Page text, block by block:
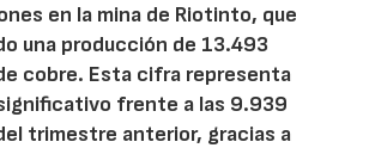
en la mina de Riotinto, que
una producción de 13.493
cobre. Esta cifra representa
frente a las 9.939
trimestre anterior, gracias a